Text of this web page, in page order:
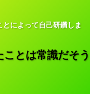
によって自己研鑽しま
とは常識だそう